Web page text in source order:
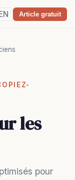
Article gratuit
les
pour